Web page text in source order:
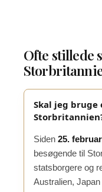
Ofte stillede
Skal jeg bruge
Siden 25.
besøgende til
statsborgere og
Australien,